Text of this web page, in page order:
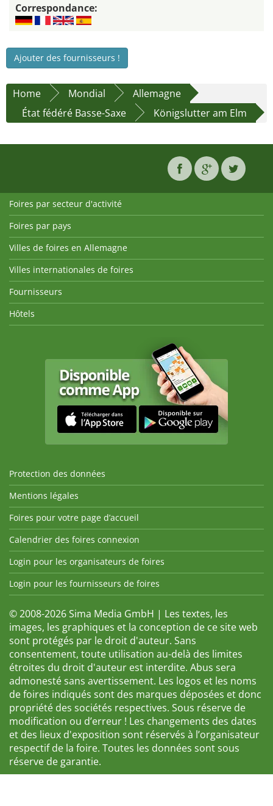
Correspondance:
Ajouter des fournisseurs !
Home Mondial
Allemagne
État fédéré Basse-Saxe
Königslutter am Elm
Foires par secteur d'activité
Foires par pays
Villes de foires en Allemagne
Villes internationales de foires
Fournisseurs
Hôtels
Protection des données
Mentions légales
Foires pour votre page d’accueil
Calendrier des foires connexion
Login pour les organisateurs de foires
Login pour les fournisseurs de foires
© 2008-2026 Sima Media GmbH | Les textes, les
images, les graphiques et la conception de ce site web
sont protégés par le droit d'auteur. Sans
consentement, toute utilisation au-delà des limites
étroites du droit d'auteur est interdite. Abus sera
admonesté sans avertissement. Les logos et les noms
de foires indiqués sont des marques déposées et donc
propriété des sociétés respectives. Sous réserve de
modification ou d’erreur ! Les changements des dates
et des lieux d'exposition sont réservés à l’organisateur
respectif de la foire. Toutes les données sont sous
réserve de garantie.